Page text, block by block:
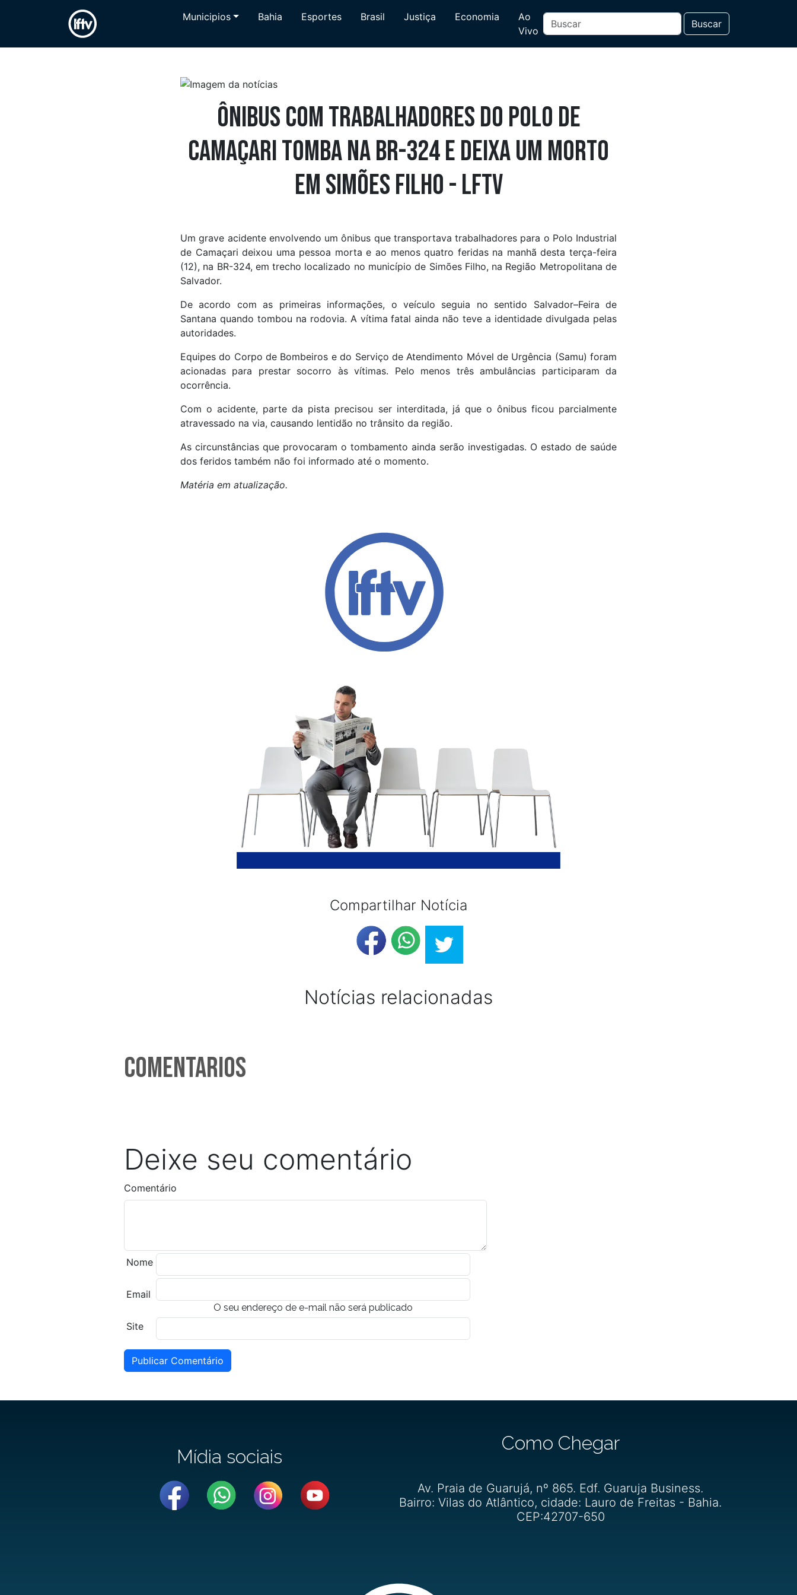
Municipios Bahia Esportes Brasil Justiça Economia
Ao
Vivo
Buscar
Ônibus com trabalhadores do Polo de
Camaçari tomba na BR-324 e deixa um morto
em Simões Filho - LFTV
Um grave acidente envolvendo um ônibus que transportava trabalhadores para o Polo Industrial
de Camaçari deixou uma pessoa morta e ao menos quatro feridas na manhã desta terça-feira
(12), na BR-324, em trecho localizado no município de Simões Filho, na Região Metropolitana de
Salvador.
De acordo com as primeiras informações, o veículo seguia no sentido Salvador–Feira de
Santana quando tombou na rodovia. A vítima fatal ainda não teve a identidade divulgada pelas
autoridades.
Equipes do Corpo de Bombeiros e do Serviço de Atendimento Móvel de Urgência (Samu) foram
acionadas para prestar socorro às vítimas. Pelo menos três ambulâncias participaram da
ocorrência.
Com o acidente, parte da pista precisou ser interditada, já que o ônibus ficou parcialmente
atravessado na via, causando lentidão no trânsito da região.
As circunstâncias que provocaram o tombamento ainda serão investigadas. O estado de saúde
dos feridos também não foi informado até o momento.
Matéria em atualização.
Compartilhar Notícia
Notícias relacionadas
Comentarios
Deixe seu comentário
Comentário
Nome
Email
O seu endereço de e-mail não será publicado
Site
Publicar Comentário
Mídia sociais
Como Chegar
Av. Praia de Guarujá, nº 865. Edf. Guaruja Business.
Bairro: Vilas do Atlântico, cidade: Lauro de Freitas - Bahia.
CEP:42707-650